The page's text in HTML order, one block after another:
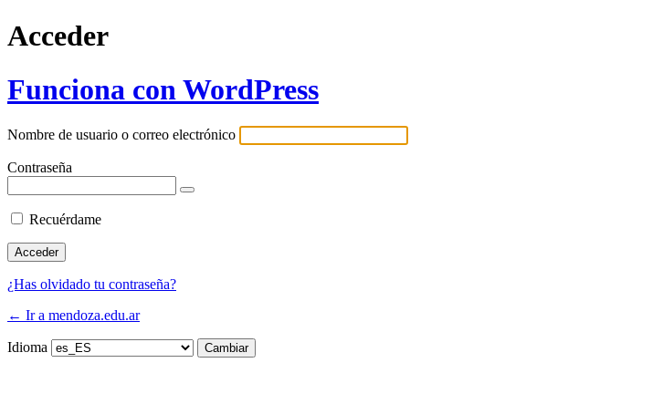
Acceder
Funciona con WordPress
Nombre de usuario o correo electrónico
Contraseña
Recuérdame
¿Has olvidado tu contraseña?
← Ir a mendoza.edu.ar
Idioma